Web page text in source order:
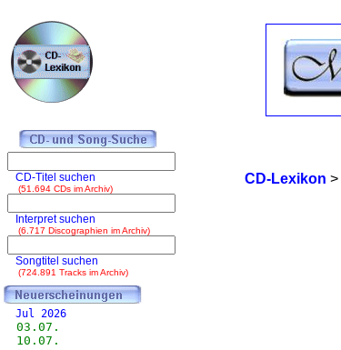
CD-Lexikon >
CD-Titel suchen
(51.694 CDs im Archiv)
Interpret suchen
(6.717 Discographien im Archiv)
Songtitel suchen
(724.891 Tracks im Archiv)
Jul 2026
03.07.
10.07.